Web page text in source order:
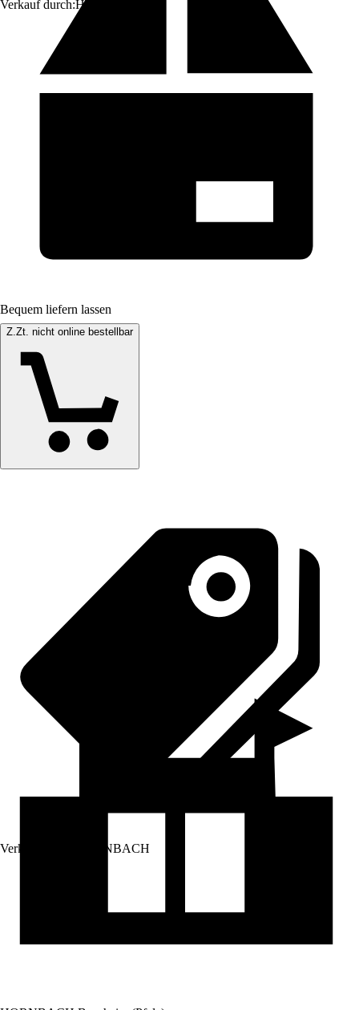
Verkauf durch:HORNBACH
Bequem liefern lassen
Z.Zt. nicht online bestellbar
Verkauf durch: HORNBACH